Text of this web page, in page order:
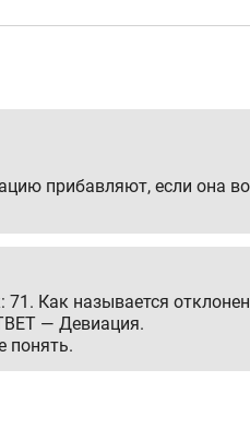
прибавляют, если она
Как называется
— Девиация.
понять.